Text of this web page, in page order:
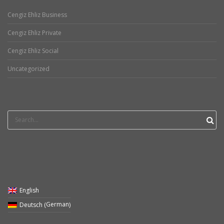
Cengiz Ehliz Business
Cengiz Ehliz Private
Cengiz Ehliz Social
Uncategorized
Search
for:
English
Deutsch (German)